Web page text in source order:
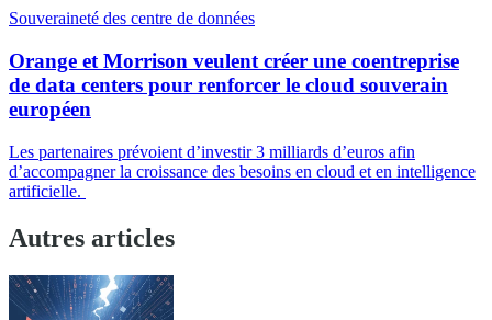
Souveraineté des centre de données
Orange et Morrison veulent créer une coentreprise
de data centers pour renforcer le cloud souverain
européen
Les partenaires prévoient d’investir 3 milliards d’euros afin
d’accompagner la croissance des besoins en cloud et en intelligence
artificielle.
Autres articles